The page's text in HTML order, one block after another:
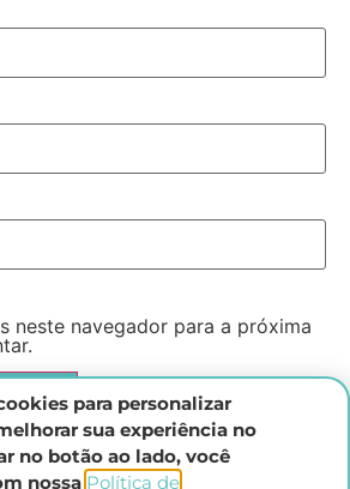
neste navegador para a próxima
para personalizar
sua experiência no
no botão ao lado, você
nossa Política de